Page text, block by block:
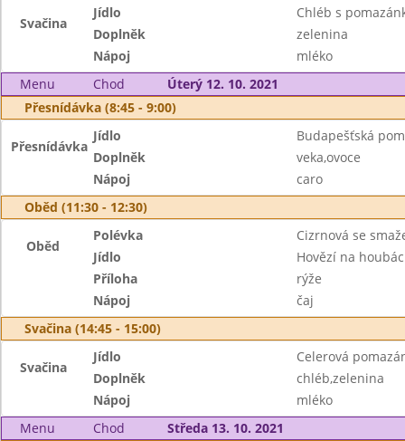
Svačina
Jídlo
Chléb s
Doplněk
zelenina
Nápoj
mléko
Menu
Chod
Úterý 12. 10. 2021
Přesnídávka (8:45 - 9:00)
Přesnídávka
Jídlo
Budapešťská
Doplněk
veka,ovoce
Nápoj
caro
Oběd (11:30 - 12:30)
Oběd
Polévka
Cizrnová se
Jídlo
Hovězí na
Příloha
rýže
Nápoj
čaj
Svačina (14:45 - 15:00)
Svačina
Jídlo
Celerová
Doplněk
chléb,zelenina
Nápoj
mléko
Menu
Chod
Středa 13. 10. 2021